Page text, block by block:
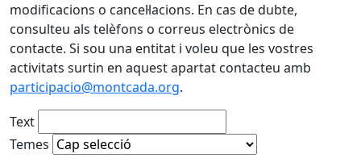
modificacions o cancel·lacions. En cas de dubte,
consulteu als telèfons o correus electrònics de
contacte. Si sou una entitat i voleu que les vostres
activitats surtin en aquest apartat contacteu amb
participacio@montcada.org.
Text
Temes